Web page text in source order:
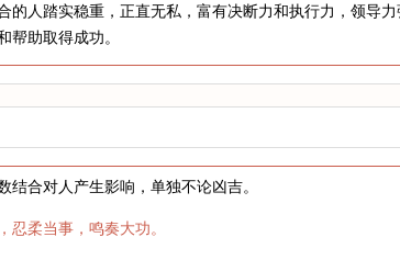
的人踏实稳重，正直无私，富有决断力和执行力，领导
帮助取得成功。
结合对人产生影响，单独不论凶吉。
忍柔当事，鸣奏大功。